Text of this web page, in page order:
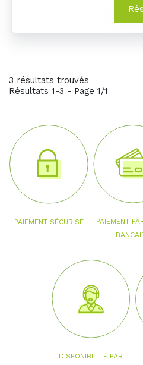
3 résultats trouvés
Résultats 1-3 - Page 1/1
PAIEMENT SÉCURISÉ
PAIEMENT
DISPONIBILITÉ PAR